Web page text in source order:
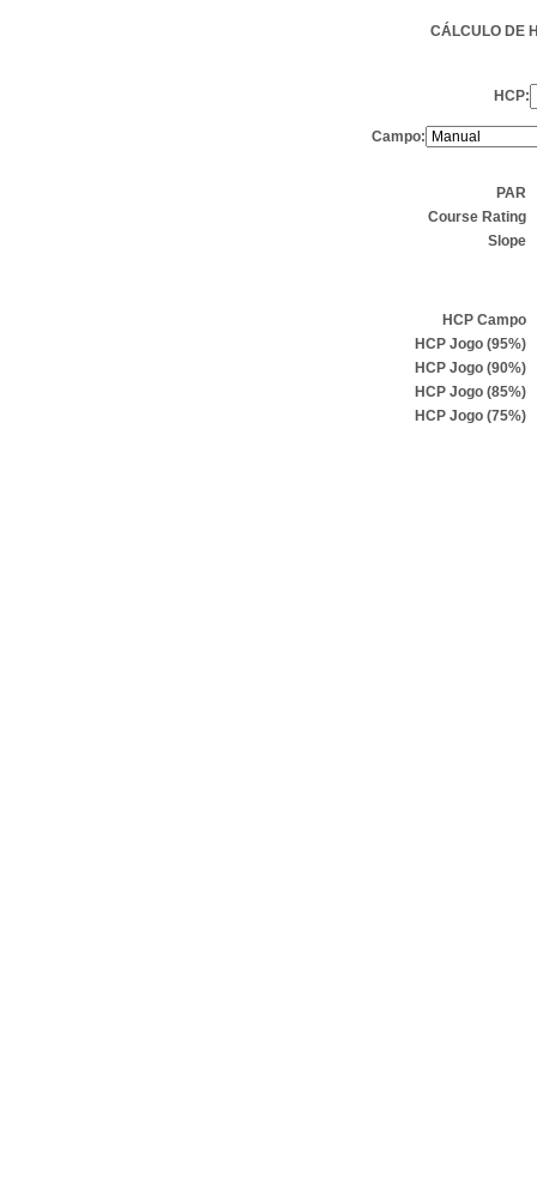
CÁLCULO DE
HCP:
Campo:
PAR
Course Rating
Slope
HCP Campo
HCP Jogo (95%)
HCP Jogo (90%)
HCP Jogo (85%)
HCP Jogo (75%)